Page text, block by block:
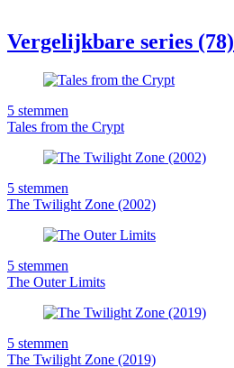
Vergelijkbare series (78)
5 stemmen
Tales from the Crypt
5 stemmen
The Twilight Zone (2002)
5 stemmen
The Outer Limits
5 stemmen
The Twilight Zone (2019)